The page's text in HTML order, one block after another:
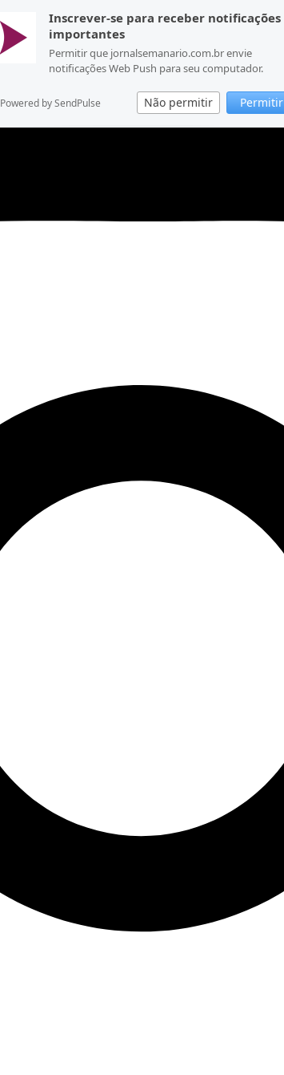
Inscrever-se para receber notificações
importantes
Permitir que jornalsemanario.com.br envie
notificações Web Push para seu computador.
Não permitir Permitir
Powered by SendPulse